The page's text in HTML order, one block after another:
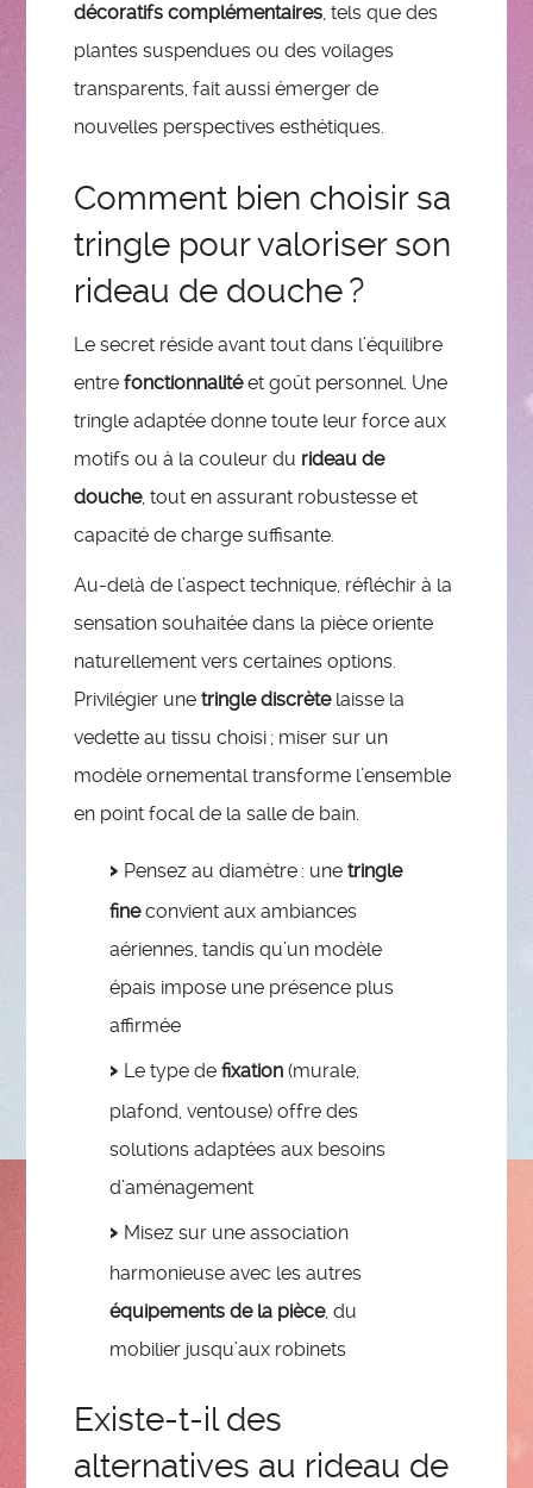
décoratifs complémentaires, tels que des
plantes suspendues ou des voilages
transparents, fait aussi émerger de
nouvelles perspectives esthétiques.
Comment bien choisir sa
tringle pour valoriser son
rideau de douche ?
Le secret réside avant tout dans l’équilibre
entrefonctionnalitéet goût personnel. Une
tringle adaptée donne toute leur force aux
motifs ou à la couleur du rideau de
douche, tout en assurant robustesse et
capacité de charge suffisante.
Au-delà de l’aspect technique, réfléchir à la
sensation souhaitée dans la pièce oriente
naturellement vers certaines options.
Privilégier unetringle discrètelaisse la
vedette au tissu choisi ; miser sur un
modèle ornemental transforme l’ensemble
en point focal de la salle de bain.
Pensez au diamètre : unetringle
fineconvient aux ambiances
aériennes, tandis qu’un modèle
épais impose une présence plus
affirmée
Le type defixation (murale,
plafond, ventouse) offre des
solutions adaptées aux besoins
d’aménagement
Misez sur une association
harmonieuse avec les autres
équipements de la pièce, du
mobilier jusqu’aux robinets
Existe-t-il des
alternatives au rideau de